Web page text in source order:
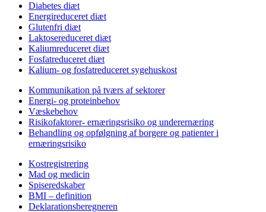
Diabetes diæt
Energireduceret diæt
Glutenfri diæt
Laktosereduceret diæt
Kaliumreduceret diæt
Fosfatreduceret diæt
Kalium- og fosfatreduceret sygehuskost
Kommunikation på tværs af sektorer
Energi- og proteinbehov
Væskebehov
Risikofaktorer- ernæringsrisiko og underernæring
Behandling og opfølgning af borgere og patienter i
ernæringsrisiko
Kostregistrering
Mad og medicin
Spiseredskaber
BMI – definition
Deklarationsberegneren